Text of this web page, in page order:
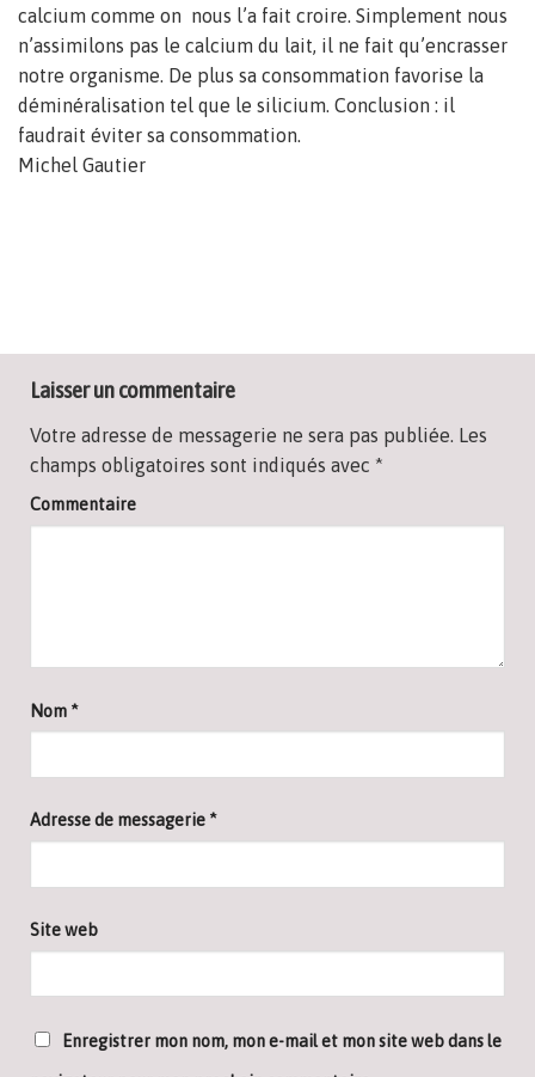
calcium comme on nous l’a fait croire. Simplement nous
n’assimilons pas le calcium du lait, il ne fait qu’encrasser
notre organisme. De plus sa consommation favorise la
déminéralisation tel que le silicium. Conclusion : il
faudrait éviter sa consommation.
Michel Gautier
Laisser un commentaire
Votre adresse de messagerie ne sera pas publiée. Les
champs obligatoires sont indiqués avec *
Commentaire
Nom *
Adresse de messagerie *
Site web
Enregistrer mon nom, mon e-mail et mon site web dans le